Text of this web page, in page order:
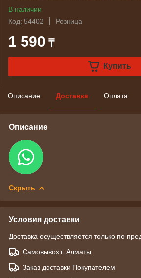
В наличии
Код: 54402
Розница
1 590 ₸
Купить
Описание Доставка Оплата
Описание
Скрыть
Условия доставки
Доставка осуществляется только по
Самовывоз г. Алматы
Заказ доставки Покупателем